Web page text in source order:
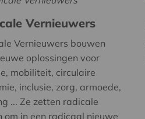
Vernieuwers
Vernieuwers bouwen
oplossingen voor
mobiliteit, circulaire
inclusie, zorg, armoede,
... Ze zetten radicale
om in een radicaal nieuwe